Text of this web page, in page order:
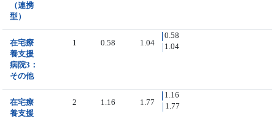
（連携
型）
在宅療
養支援
病院3：
その他
1 0.58 1.04
0.58
1.04
在宅療
養支援
2 1.16 1.77
1.16
1.77